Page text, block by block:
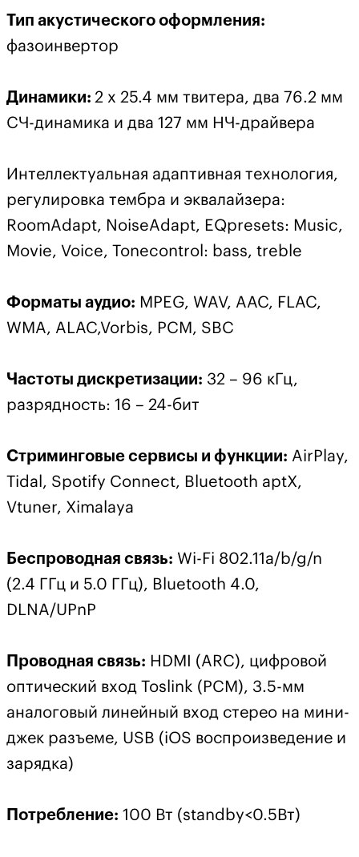
Тип акустического оформления:
фазоинвертор
Динамики: 2 х 25.4 мм твитера, два 76.2 мм
СЧ-динамика и два 127 мм НЧ-драйвера
Интеллектуальная адаптивная технология,
регулировка тембра и эквалайзера:
RoomAdapt, NoiseAdapt, EQpresets: Music,
Movie, Voice, Tonecontrol: bass, treble
Форматы аудио: MPEG, WAV, AAC, FLAC,
WMA, ALAC,Vorbis, PCM, SBC
Частоты дискретизации: 32 – 96 кГц,
разрядность: 16 – 24-бит
Стриминговые сервисы и функции: AirPlay,
Tidal, Spotify Connect, Bluetooth aptX,
Vtuner, Ximalaya
Беспроводная связь: Wi-Fi 802.11a/b/g/n
(2.4 ГГц и 5.0 ГГц), Bluetooth 4.0,
DLNA/UPnP
Проводная связь: HDMI (ARC), цифровой
оптический вход Toslink (PCM), 3.5-мм
аналоговый линейный вход стерео на мини-
джек разъеме, USB (iOS воспроизведение и
зарядка)
Потребление: 100 Вт (standby<0.5Вт)